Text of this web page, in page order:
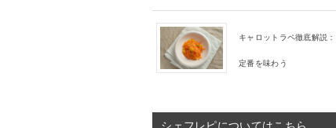
キャロットラペ徹底解説
定番を味わう
シェフレピについてはこちら